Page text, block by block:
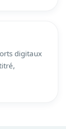
digitaux